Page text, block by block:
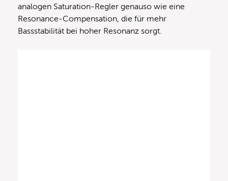
analogen Saturation-Regler genauso wie eine
Resonance-Compensation, die für mehr
Bassstabilität bei hoher Resonanz sorgt.